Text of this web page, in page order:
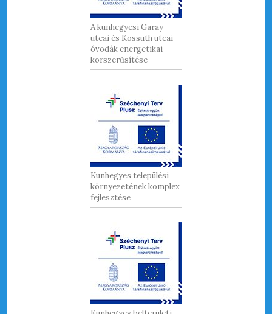
A kunhegyesi Garay
utcai és Kossuth utcai
óvodák energetikai
korszerűsítése
Kunhegyes települési
környezetének komplex
fejlesztése